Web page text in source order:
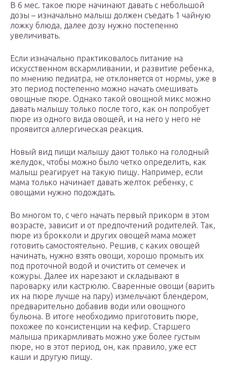
В 6 мес. такое пюре начинают давать с небольшой
дозы – изначально малыш должен съедать 1 чайную
ложку блюда, далее дозу нужно постепенно
увеличивать.
Если изначально практиковалось питание на
искусственном вскармливании, и развитие ребенка,
по мнению педиатра, не отклоняется от нормы, уже в
это период постепенно можно начать смешивать
овощные пюре. Однако такой овощной микс можно
давать малышу только после того, как он попробует
пюре из одного вида овощей, и на него у него не
проявится аллергическая реакция.
Новый вид пищи малышу дают только на голодный
желудок, чтобы можно было четко определить, как
малыш реагирует на такую пищу. Например, если
мама только начинает давать желток ребенку, с
овощами нужно подождать.
Во многом то, с чего начать первый прикорм в этом
возрасте, зависит и от предпочтений родителей. Так,
пюре из брокколи и других овощей мама может
готовить самостоятельно. Решив, с каких овощей
начинать, нужно взять овощи, хорошо промыть их
под проточной водой и очистить от семечек и
кожуры. Далее их нарезают и складывают в
пароварку или кастрюлю. Сваренные овощи (варить
их на пюре лучше на пару) измельчают блендером,
предварительно добавив води или овощного
бульона. В итоге необходимо приготовить пюре,
похожее по консистенции на кефир. Старшего
малыша прикармливать можно уже более густым
пюре, но в этот период, он, как правило, уже ест
каши и другую пищу.